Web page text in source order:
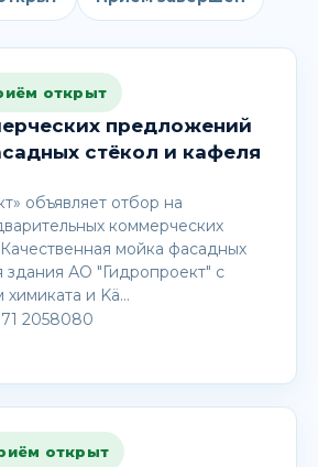
открыт
предложений
стёкол и кафеля
объявляет отбор на
коммерческих
мойка фасадных
здания АО "Гидропроект" с
химиката и Kä…
2058080
открыт